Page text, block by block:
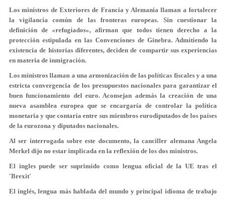
Los ministros de Exteriores de Francia y Alemania llaman a fortalecer
la vigilancia común de las fronteras europeas. Sin cuestionar la
definición de «refugiados», afirman que todos tienen derecho a la
protección estipulada en las Convenciones de Ginebra. Admitiendo la
existencia de historias diferentes, deciden de compartir sus experiencias
en materia de inmigración.
Los ministros llaman a una armonización de las políticas fiscales y a una
estricta convergencia de los presupuestos nacionales para garantizar el
buen funcionamiento del euro. Aconsejan además la creación de una
nueva asamblea europea que se encargaría de controlar la política
monetaria y que contaría entre sus miembros eurodiputados de los países
de la eurozona y diputados nacionales.
Al ser interrogada sobre este documento, la canciller alemana Angela
Merkel dijo no estar implicada en la reflexión de los dos ministros.
El ingles puede ser suprimido como lengua oficial de la UE tras el
'Brexit'
El inglés, lengua más hablada del mundo y principal idioma de trabajo